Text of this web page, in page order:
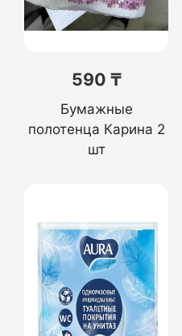
590 ₸
Бумажные
полотенца Карина 2
шт